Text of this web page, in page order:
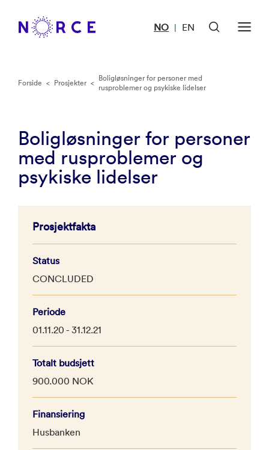
NO | EN
Forside < Prosjekter < Boligløsninger for personer med
rusproblemer og psykiske lidelser
Boligløsninger for personer
med rusproblemer og
psykiske lidelser
Prosjektfakta
Status
CONCLUDED
Periode
01.11.20 - 31.12.21
Totalt budsjett
900.000 NOK
Finansiering
Husbanken